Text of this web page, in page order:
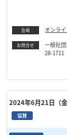
会場 オンラ
お問合せ
一般社
28-
2024年6月21日（金
協賛